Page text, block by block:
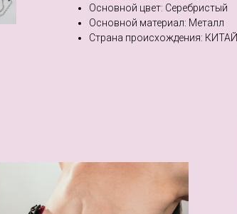
Основной цвет: Серебристый
Основной материал: Металл
Страна происхождения: КИТАЙ